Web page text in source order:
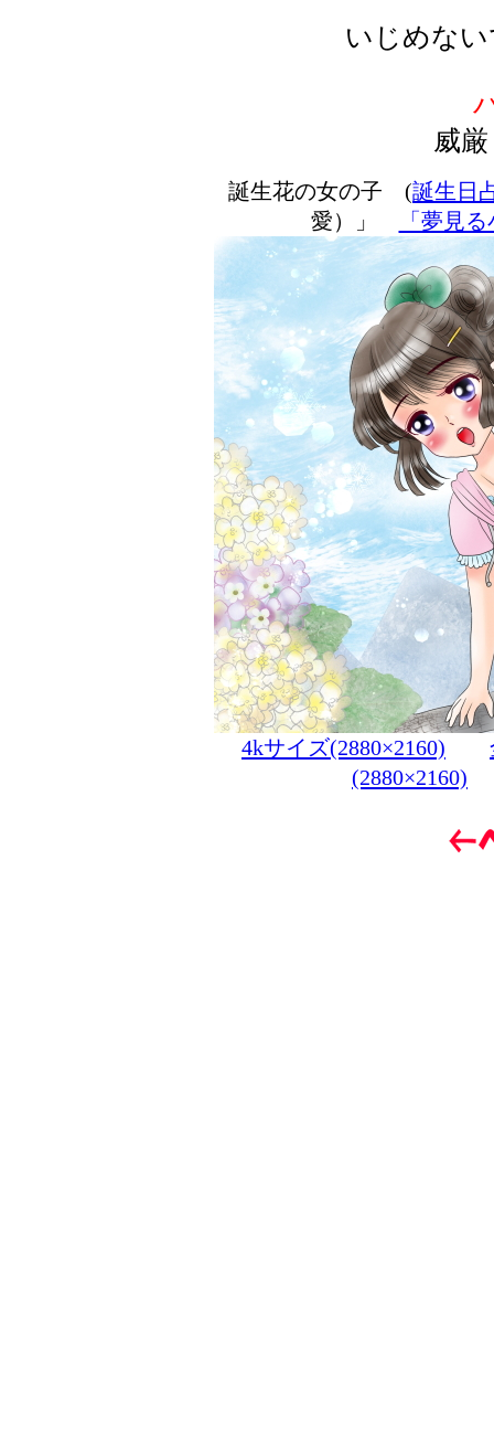
いじめな
威
誕生花の女の子 (誕生日
愛）」
「夢見
4kサイズ(2880×2160)
(2880×2160)